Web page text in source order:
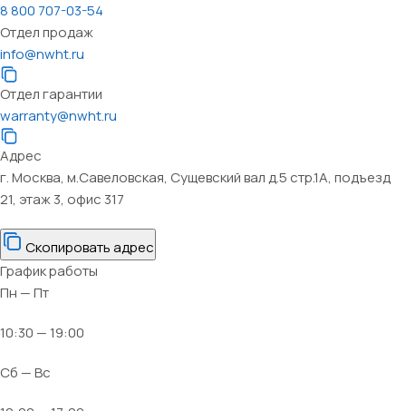
8 800 707-03-54
Отдел продаж
info@nwht.ru
Отдел гарантии
warranty@nwht.ru
Адрес
г. Москва, м.Савеловская, Сущевский вал д.5 стр.1А, подъезд
21, этаж 3, офис 317
Скопировать адрес
График работы
Пн — Пт
10:30 — 19:00
Сб — Вс